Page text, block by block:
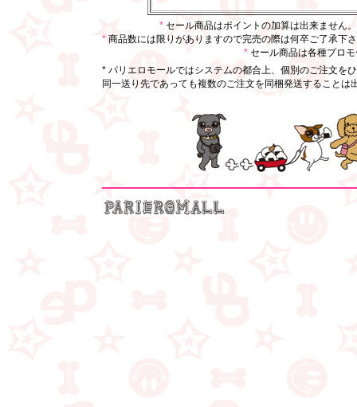
* セール商品はポイントの加算は出来ませ
* 商品数には限りがありますので完売の際は何卒ご了承
* セール商品は各種プロ
* パリエロモールではシステムの都合上、個別のご注文を
同一送り先であっても複数のご注文を同梱発送すること